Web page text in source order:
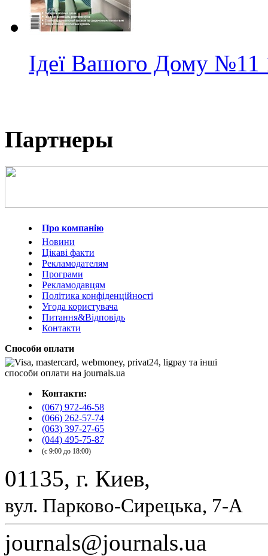
Ідеї Вашого Дому №11
Партнеры
Про компанію
Новини
Цікаві факти
Рекламодателям
Програми
Рекламодавцям
Політика конфіденційності
Угода користувача
Питання&Відповідь
Контакти
Способи оплати
Контакти:
(067) 972-46-58
(066) 262-57-74
(063) 397-27-65
(044) 495-75-87
(с 9:00 до 18:00)
01135, г. Киев,
вул. Парково-Сирецька, 7-А
journals@journals.ua